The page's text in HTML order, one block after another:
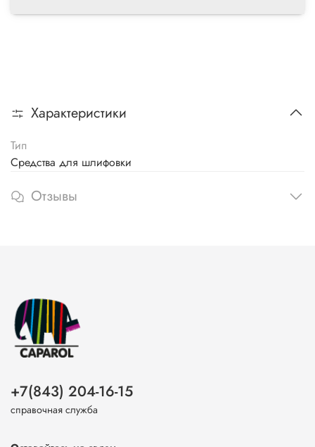
Характеристики
Тип
Средства для шлифовки
Отзывы
+7(843) 204-16-15
справочная служба